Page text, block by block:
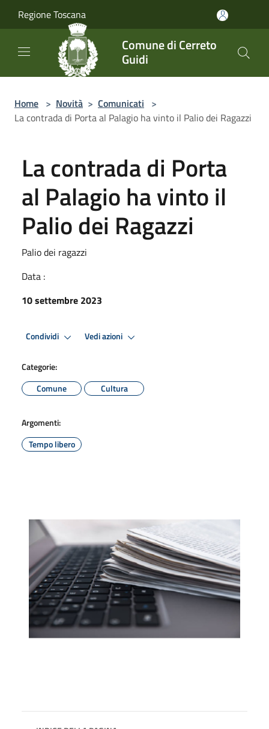
Regione Toscana
Comune di Cerreto
Guidi
Home > Novità > Comunicati >
La contrada di Porta al Palagio ha vinto il Palio dei Ragazzi
La contrada di Porta
al Palagio ha vinto il
Palio dei Ragazzi
Palio dei ragazzi
Data :
10 settembre 2023
Condividi Vedi azioni
Categorie:
Comune
Cultura
Argomenti:
Tempo libero